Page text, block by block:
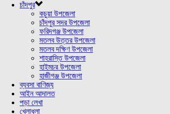
চাঁদপুর
কচুয়া উপজেলা
চাঁদপুর সদর উপজেলা
ফরিদগঞ্জ উপজেলা
মতলব উত্তর উপজেলা
মতলব দক্ষিণ উপজেলা
শাহরাস্তি উপজেলা
হাইমচর উপজেলা
হাজীগঞ্জ উপজেলা
ব্যবসা বাণিজ্য
আইন আদালত
পড়া লেখা
খেলাধুলা